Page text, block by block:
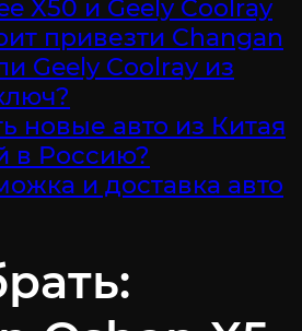
X50 и Geely Coolray
привезти Changan
Geely Coolray из
новые авто из Китая
в Россию?
и доставка авто